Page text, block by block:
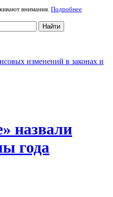
внимания. Подробнее
Найти
изменений в законах и
назвали
года